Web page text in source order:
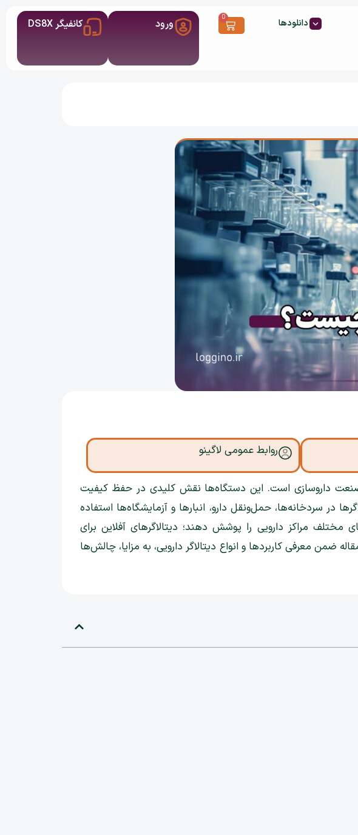
دانلودها 0 ورود کانفیگر DS8X
روابط عمومی لاگینو
صنعت داروسازی است. این دستگاه‌ها نقش کلیدی در حفظ کیفیت
در سردخانه‌ها، حمل‌ونقل دارو، انبارها و آزمایشگاه‌ها استفاده
مراکز دارویی را پوشش دهند؛ دیتالاگرهای آفلاین برای
ضمن معرفی کاربردها و انواع دیتالاگر دارویی، به مزایا، چالش‌ها